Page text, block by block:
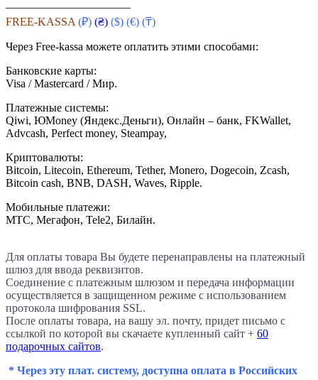
———————————
FREE-KASSA (₽) (₴) ($) (€) (₸)
Через Free-kassa можете оплатить этими способами:
Банковские карты:
Visa / Mastercard / Мир.
Платежные системы:
Qiwi, ЮMoney (Яндекс.Деньги), Онлайн – банк, FKWallet,
Advcash, Perfect money, Steampay,
Криптовалюты:
Bitcoin, Litecoin, Ethereum, Tether, Monero, Dogecoin, Zcash,
Bitcoin cash, BNB, DASH, Waves, Ripple.
Мобильные платежи:
МТС, Мегафон, Tele2, Билайн.
Для оплаты товара Вы будете перенаправлены на платежный
шлюз для ввода реквизитов.
Соединение с платежным шлюзом и передача информации
осуществляется в защищенном режиме с использованием
протокола шифрования SSL.
После оплаты товара, на вашу эл. почту, придет письмо с
ссылкой по которой вы скачаете купленный сайт + 60
подарочных сайтов.
* Через эту плат. систему, доступна оплата в Российских